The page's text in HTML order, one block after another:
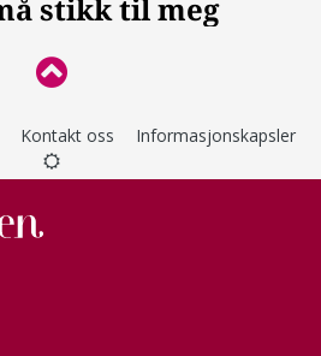
Kontakt oss Informasjonskapsler